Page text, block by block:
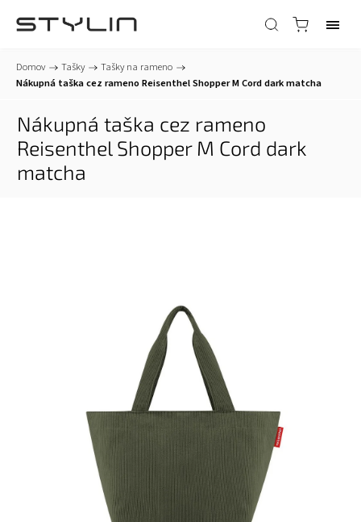
Domov / Tašky / Tašky na rameno /
Nákupná taška cez rameno Reisenthel Shopper M Cord dark matcha
Nákupná taška cez rameno
Reisenthel Shopper M Cord dark
matcha